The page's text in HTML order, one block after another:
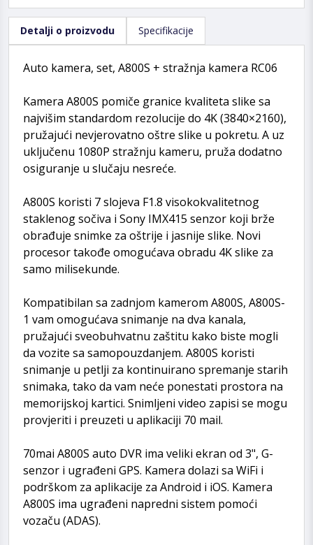
Detalji o proizvodu Specifikacije
Auto kamera, set, A800S + stražnja kamera RC06
Kamera A800S pomiče granice kvaliteta slike sa
najvišim standardom rezolucije do 4K (3840×2160),
pružajući nevjerovatno oštre slike u pokretu. A uz
uključenu 1080P stražnju kameru, pruža dodatno
osiguranje u slučaju nesreće.
A800S koristi 7 slojeva F1.8 visokokvalitetnog
staklenog sočiva i Sony IMX415 senzor koji brže
obrađuje snimke za oštrije i jasnije slike. Novi
procesor takođe omogućava obradu 4K slike za
samo milisekunde.
Kompatibilan sa zadnjom kamerom A800S, A800S-
1 vam omogućava snimanje na dva kanala,
pružajući sveobuhvatnu zaštitu kako biste mogli
da vozite sa samopouzdanjem. A800S koristi
snimanje u petlji za kontinuirano spremanje starih
snimaka, tako da vam neće ponestati prostora na
memorijskoj kartici. Snimljeni video zapisi se mogu
provjeriti i preuzeti u aplikaciji 70 mail.
70mai A800S auto DVR ima veliki ekran od 3", G-
senzor i ugrađeni GPS. Kamera dolazi sa WiFi i
podrškom za aplikacije za Android i iOS. Kamera
A800S ima ugrađeni napredni sistem pomoći
vozaču (ADAS).